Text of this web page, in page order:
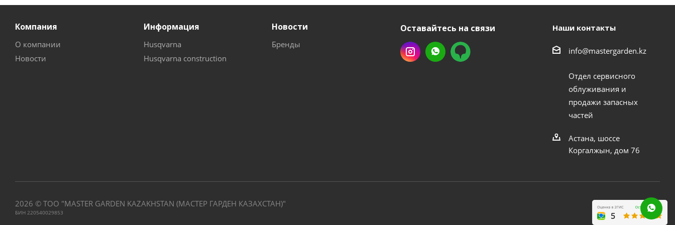
Компания
О компании
Новости
Информация
Husqvarna
Husqvarna construction
Новости
Бренды
Оставайтесь на связи Наши контакты
info@mastergarden.kz
Отдел сервисного
облуживания и
продажи запасных
частей
Астана, шоссе
Коргалжын, дом 76
2026 © ТОО "MASTER GARDEN KAZAKHSTAN (МАСТЕР ГАРДЕН КАЗАХСТАН)"
БИН 220540029853